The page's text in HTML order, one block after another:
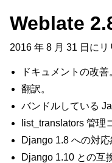
Weblate
2016 年 8 月 31 日にリ
ドキュメントの改善
翻訳。
バンドルしている
list_translators 管理
Django 1.8 への対応
Django 1.10 との互